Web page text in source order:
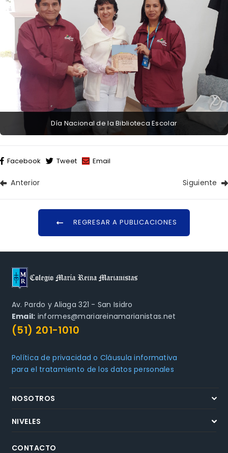
Día Nacional de la Biblioteca Escolar
Facebook Tweet Email
Anterior Siguiente
REGRESAR A PUBLICACIONES
Av. Pardo y Aliaga 321 - San Isidro
Email: informes@mariareinamarianistas.net
(51) 201-1010
Política de privacidad o Cláusula informativa
para el tratamiento de los datos personales
NOSOTROS
NIVELES
CONTACTO